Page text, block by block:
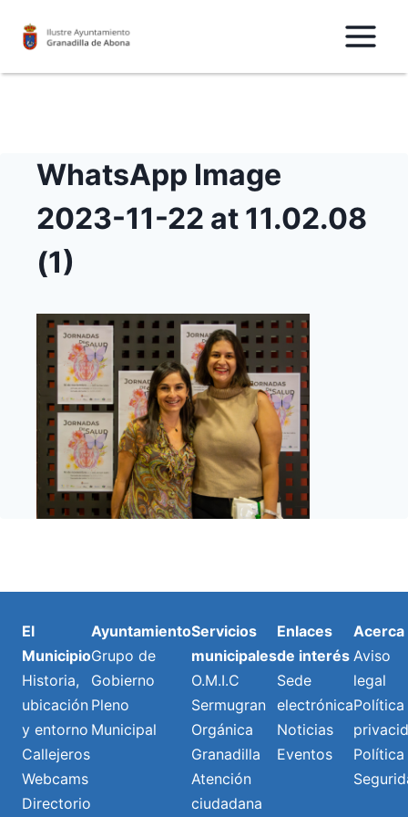
WhatsApp Image
2023-11-22 at 11.02.08
(1)
El
Municipio
Historia,
ubicación
y entorno
Callejeros
Webcams
Directorio
Ayuntamiento
Grupo de
Gobierno
Pleno
Municipal
Servicios
municipales
O.M.I.C
Sermugran
Orgánica
Granadilla
Atención
ciudadana
Enlaces
de interés
Sede
electrónica
Noticias
Eventos
Acerca
Aviso
legal
Política
Política